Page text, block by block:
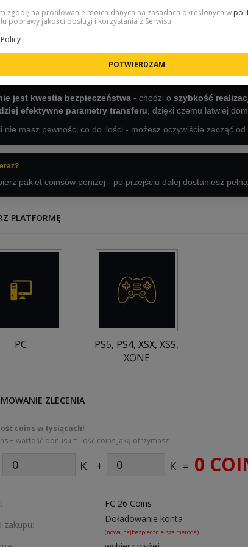
Planujesz kilka zakupów tego samego dnia?
wiesz, że będziesz potrzebować coinsów więcej niż raz w
zamiast kilku mniejszych.
jest kwestia bezpieczeństwa - chodzi o szybkość
efektywne parametry transferu, dzięki czemu łatwiej
nie masz pewności co do ilości - możesz oczywiście zacząć
pakiet coinsów poniżej - po przejściu dalej dostaniesz
PLATFORMĘ
PC
PS5, PS4, XSX, XSS,
XONE
ZLECENIA
coins w tysiącach!
+ wartość bonusu = ilość coins jaką otrzymasz
K + K = 0
FC 26 Coins
zakupu:
Doładowanie konta
(nowa, najbezpieczniejsza metoda)
zgodę na profilowanie moich danych na zasadach określonych w
poprawy jakości obsługi i korzystania z Serwisu.